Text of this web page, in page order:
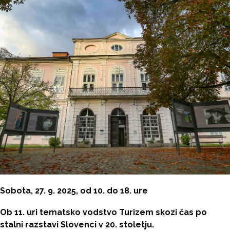
Sobota, 27. 9. 2025, od 10. do 18. ure
Ob 11. uri tematsko vodstvo Turizem skozi čas po
stalni razstavi Slovenci v 20. stoletju.